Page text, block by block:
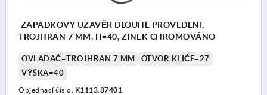
ZÁPADKOVÝ UZÁVĚR DLOUHÉ PROVEDENÍ,
TROJHRAN 7 MM, H=40, ZINEK CHROMOVÁNO
OVLADAČ=TROJHRAN 7 MM
OTVOR KLÍČE=27
VÝŠKA=40
Objednací číslo: K1113.87401